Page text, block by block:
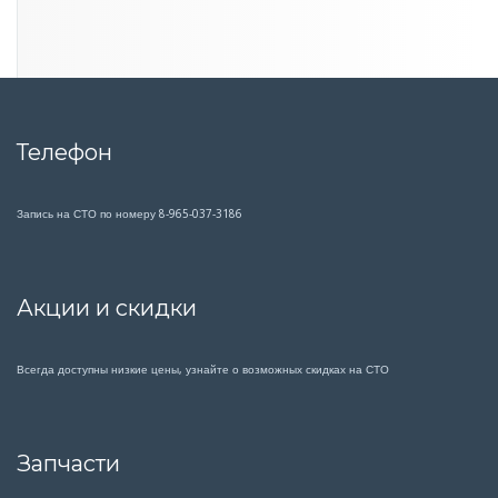
Телефон
Запись на СТО по номеру 8-965-037-3186
Акции и скидки
Всегда доступны низкие цены, узнайте о возможных скидках на СТО
Запчасти